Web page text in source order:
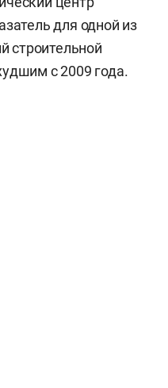
для одной из
строительной
с 2009 года.